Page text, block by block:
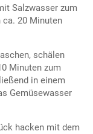
Salzwasser zum
ca. 20 Minuten
schälen
Minuten zum
in einem
Gemüsewasser
hacken mit dem